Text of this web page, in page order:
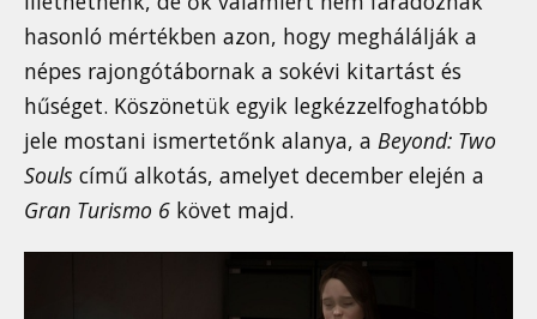
hasonló mértékben azon, hogy meghálálják a
népes rajongótábornak a sokévi kitartást és
hűséget. Köszönetük egyik legkézzelfoghatóbb
jele mostani ismertetőnk alanya, a Beyond: Two
Souls című alkotás, amelyet december elején a
Gran Turismo 6 követ majd.